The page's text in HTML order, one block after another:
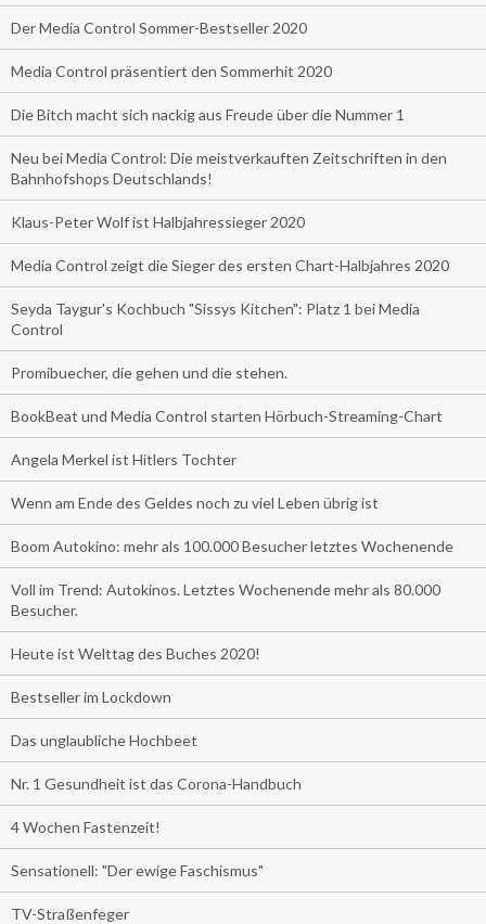
Der Media Control Sommer-Bestseller 2020
Media Control präsentiert den Sommerhit 2020
Die Bitch macht sich nackig aus Freude über die Nummer 1
Neu bei Media Control: Die meistverkauften Zeitschriften in den
Bahnhofshops Deutschlands!
Klaus-Peter Wolf ist Halbjahressieger 2020
Media Control zeigt die Sieger des ersten Chart-Halbjahres 2020
Seyda Taygur's Kochbuch "Sissys Kitchen": Platz 1 bei Media
Control
Promibuecher, die gehen und die stehen.
BookBeat und Media Control starten Hörbuch-Streaming-Chart
Angela Merkel ist Hitlers Tochter
Wenn am Ende des Geldes noch zu viel Leben übrig ist
Boom Autokino: mehr als 100.000 Besucher letztes Wochenende
Voll im Trend: Autokinos. Letztes Wochenende mehr als 80.000
Besucher.
Heute ist Welttag des Buches 2020!
Bestseller im Lockdown
Das unglaubliche Hochbeet
Nr. 1 Gesundheit ist das Corona-Handbuch
4 Wochen Fastenzeit!
Sensationell: "Der ewige Faschismus"
TV-Straßenfeger